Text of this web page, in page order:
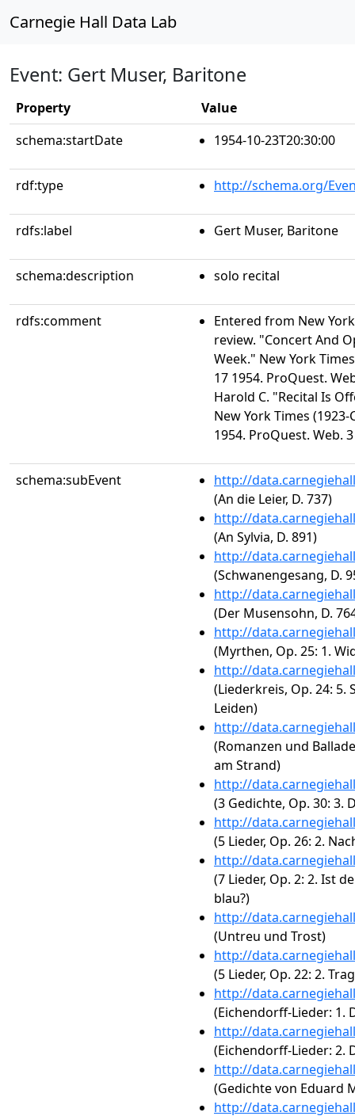
Carnegie Hall Data Lab
Event: Gert Muser, Baritone
Property
Value
schema:startDate
1954-10-23T20:30:00
rdf:type http://schema.org/
rdfs:label Gert Muser, Baritone
schema:description solo recital
rdfs:comment
Entered from New
review. "Concert And
Week." New York
17 1954. ProQuest.
Harold C. "Recital Is
New York Times
1954. ProQuest. Web.
schema:subEvent
http://
(An die Leier, D. 737)
http://
(An Sylvia, D. 891)
http://
(Schwanengesang, D.
http://
(Der Musensohn, D.
http://
(Myrthen, Op. 25: 1.
http://
(Liederkreis, Op. 24: 5.
Leiden)
http://
(Romanzen und
am Strand)
http://
(3 Gedichte, Op. 30: 3.
http://
(5 Lieder, Op. 26: 2.
http://
(7 Lieder, Op. 2: 2. Ist
blau?)
http://
(Untreu und Trost)
http://
(5 Lieder, Op. 22: 2.
http://
(Eichendorff-Lieder: 1.
http://
(Eichendorff-Lieder: 2.
http://
(Gedichte von Eduard
http://